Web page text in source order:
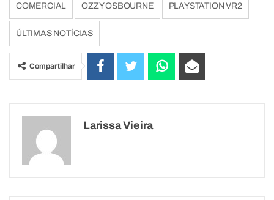
COMERCIAL OZZY OSBOURNE PLAYSTATION VR2
ÚLTIMAS NOTÍCIAS
Compartilhar
Larissa Vieira